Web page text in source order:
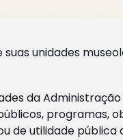
unidades
da
programas,
de utilidade